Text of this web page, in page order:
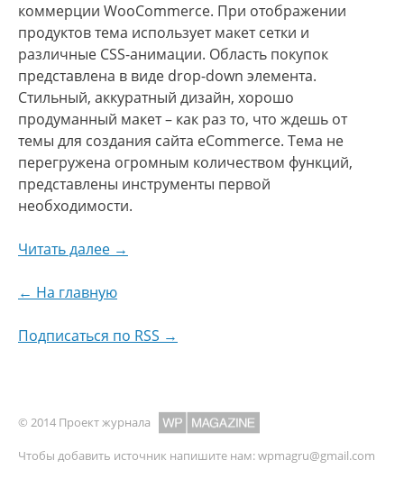
коммерции WooCommerce. При отображении
продуктов тема использует макет сетки и
различные CSS-анимации. Область покупок
представлена в виде drop-down элемента.
Стильный, аккуратный дизайн, хорошо
продуманный макет – как раз то, что ждешь от
темы для создания сайта eCommerce. Тема не
перегружена огромным количеством функций,
представлены инструменты первой
необходимости.
Читать далее →
← На главную
Подписаться по RSS →
© 2014 Проект журнала
Чтобы добавить источник напишите нам:wpmagru@gmail.com